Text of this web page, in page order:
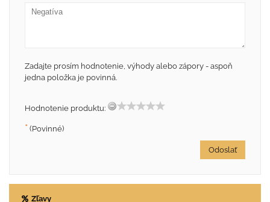
Zadajte prosím hodnotenie, výhody alebo zápory - aspoň
jedna položka je povinná.
Hodnotenie produktu:
* (Povinné)
Odoslať
Zľavy